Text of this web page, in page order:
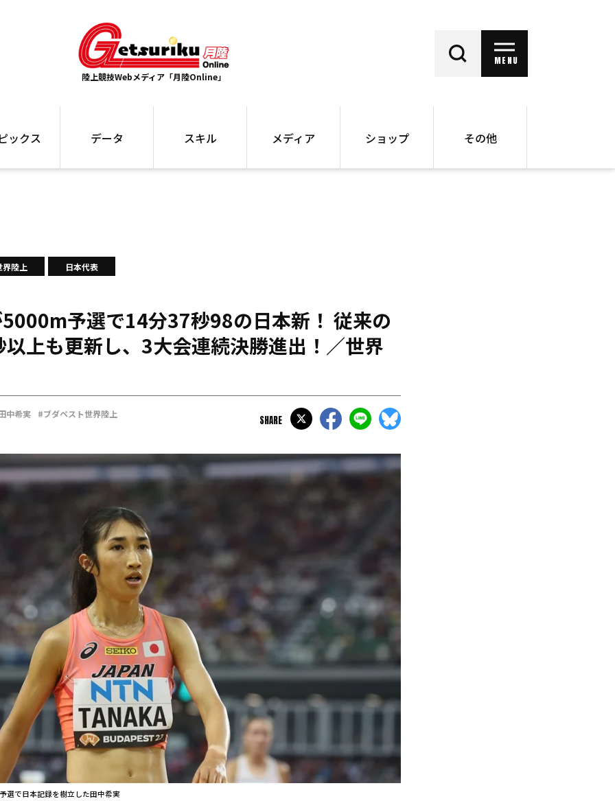
陸上競技Webメディア「月陸Online」
MENU
ックス
ト
データ
駅伝データ
選手名鑑
日本学連加盟大学
スキル メディア ショップ その他
界陸上 日本代表
予選で14分37秒98の日本新！ 従来の
上も更新し、3大会連続決勝進出！／世界
中希実 #ブダペスト世界陸上 SHARE
選で日本記録を樹立した田中希実